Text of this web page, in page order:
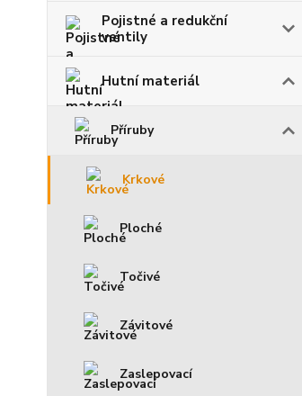
Pojistné a redukční
ventily
Hutní materiál
Příruby
Krkové
Ploché
Točivé
Závitové
Zaslepovací